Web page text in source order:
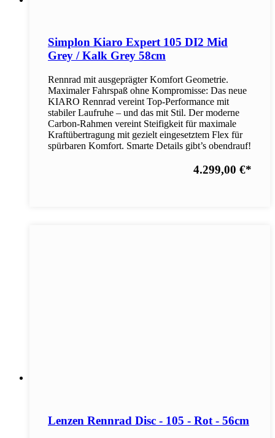
Simplon Kiaro Expert 105 DI2 Mid
Grey / Kalk Grey 58cm
Rennrad mit ausgeprägter Komfort Geometrie.
Maximaler Fahrspaß ohne Kompromisse: Das neue
KIARO Rennrad vereint Top-Performance mit
stabiler Laufruhe – und das mit Stil. Der moderne
Carbon-Rahmen vereint Steifigkeit für maximale
Kraftübertragung mit gezielt eingesetztem Flex für
spürbaren Komfort. Smarte Details gibt’s obendrauf!
4.299,00 €*
Lenzen Rennrad Disc - 105 - Rot - 56cm